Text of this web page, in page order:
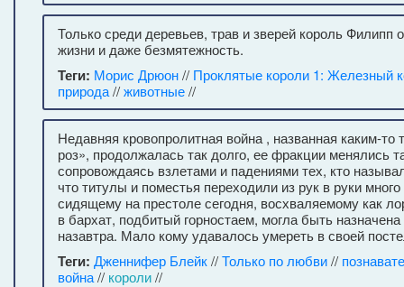
Только среди деревьев, трав и зверей король
жизни и даже безмятежность.
Теги: Морис Дрюон// Проклятые короли 1: Железный
природа//животные//
Недавняя кровопролитная война , названная каким-
роз», продолжалась так долго, ее фракции менялись
сопровождаясь взлетами и падениями тех, кто
что титулы и поместья переходили из рук в руки
сидящему на престоле сегодня, восхваляемому как
в бархат, подбитый горностаем, могла быть
назавтра. Мало кому удавалось умереть в своей
Теги: Дженнифер Блейк//Только по любви//
война// короли//